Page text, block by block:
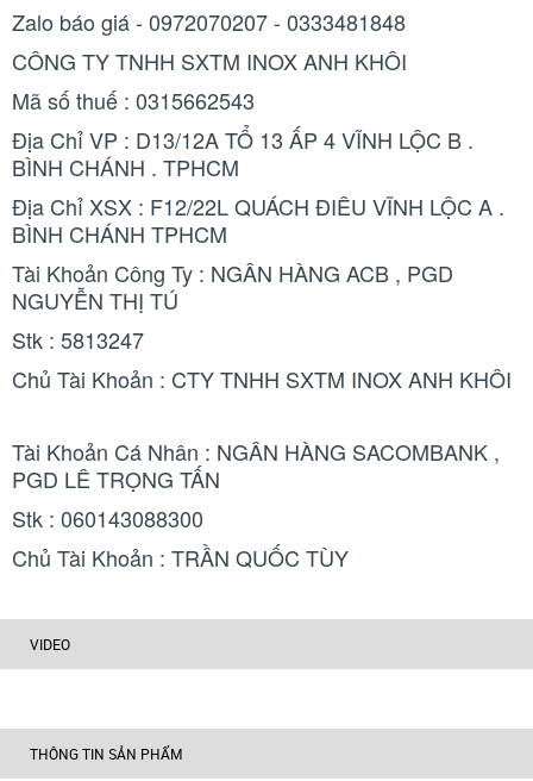
Zalo báo giá - 0972070207 - 0333481848
CÔNG TY TNHH SXTM INOX ANH KHÔI
Mã số thuế : 0315662543
Địa Chỉ VP : D13/12A TỔ 13 ẤP 4 VĨNH LỘC B .
BÌNH CHÁNH . TPHCM
Địa Chỉ XSX : F12/22L QUÁCH ĐIÊU VĨNH LỘC A .
BÌNH CHÁNH TPHCM
Tài Khoản Công Ty : NGÂN HÀNG ACB , PGD
NGUYỄN THỊ TÚ
Stk : 5813247
Chủ Tài Khoản : CTY TNHH SXTM INOX ANH KHÔI
Tài Khoản Cá Nhân : NGÂN HÀNG SACOMBANK ,
PGD LÊ TRỌNG TẤN
Stk : 060143088300
Chủ Tài Khoản : TRẦN QUỐC TÙY
VIDEO
THÔNG TIN SẢN PHẨM